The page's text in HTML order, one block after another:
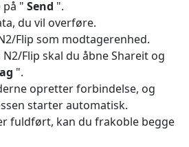
" Send ".
du vil overføre.
Flip som modtagerenhed.
Flip skal du åbne Shareit og
".
opretter forbindelse, og
starter automatisk.
fuldført, kan du frakoble begge